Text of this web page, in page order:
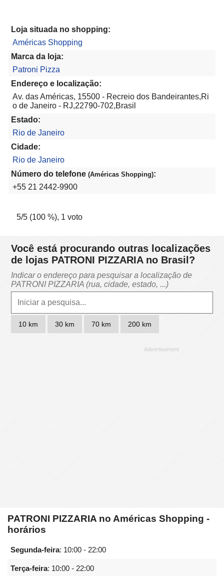
Loja situada no shopping:
Américas Shopping
Marca da loja:
Patroni Pizza
Endereço e localização:
Av. das Américas, 15500 - Recreio dos Bandeirantes,Ri
o de Janeiro - RJ,22790-702,Brasil
Estado:
Rio de Janeiro
Cidade:
Rio de Janeiro
Número do telefone (Américas Shopping):
+55 21 2442-9900
5/5 (100 %), 1 voto
Você está procurando outras localizações
de lojas PATRONI PIZZARIA no Brasil?
Indicar o endereço para pesquisar a localização de
PATRONI PIZZARIA (rua, cidade, estado, ...)
10 km 30 km 70 km 200 km
PATRONI PIZZARIA no Américas Shopping -
horários
Segunda-feira: 10:00 - 22:00
Terça-feira: 10:00 - 22:00